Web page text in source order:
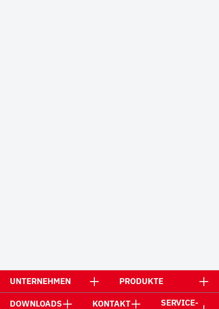
UNTERNEHMEN PRODUKTE
DOWNLOADS KONTAKT SERVICE-